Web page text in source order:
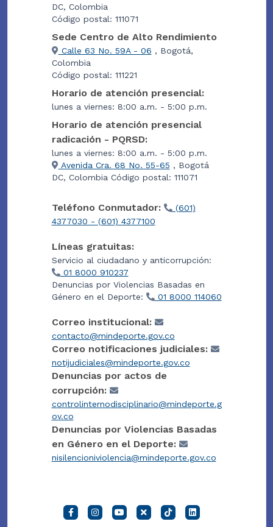
DC, Colombia
Código postal: 111071
Sede Centro de Alto Rendimiento
Calle 63 No. 59A - 06 , Bogotá,
Colombia
Código postal: 111221
Horario de atención presencial:
lunes a viernes: 8:00 a.m. - 5:00 p.m.
Horario de atención presencial
radicación - PQRSD:
lunes a viernes: 8:00 a.m. - 5:00 p.m.
Avenida Cra. 68 No. 55-65 , Bogotá
DC, Colombia Código postal: 111071
Teléfono Conmutador:
(601)
4377030 - (601) 4377100
Líneas gratuitas:
Servicio al ciudadano y anticorrupción:
01 8000 910237
Denuncias por Violencias Basadas en
Género en el Deporte:
01 8000 114060
Correo institucional:
contacto@mindeporte.gov.co
Correo notificaciones judiciales:
notijudiciales@mindeporte.gov.co
Denuncias por actos de
corrupción:
controlinternodisciplinario@mindeporte.g
ov.co
Denuncias por Violencias Basadas
en Género en el Deporte:
nisilencioniviolencia@mindeporte.gov.co